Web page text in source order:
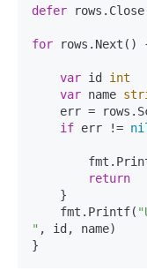
defer
for rows.Next()
var id int
var name
if err !=
return
    fmt.Printf(
" , id, name)